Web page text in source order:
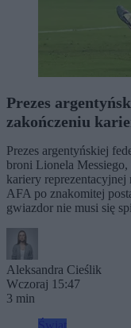
Prezes
zakończeniu
Prezes argentyńskiej
broni Lionela Messiego,
kariery reprezentacyjnej
AFA po znakomitej
gwiazdor nie musi się
Aleksandra Cieślik
Wczoraj 15:47
3 min